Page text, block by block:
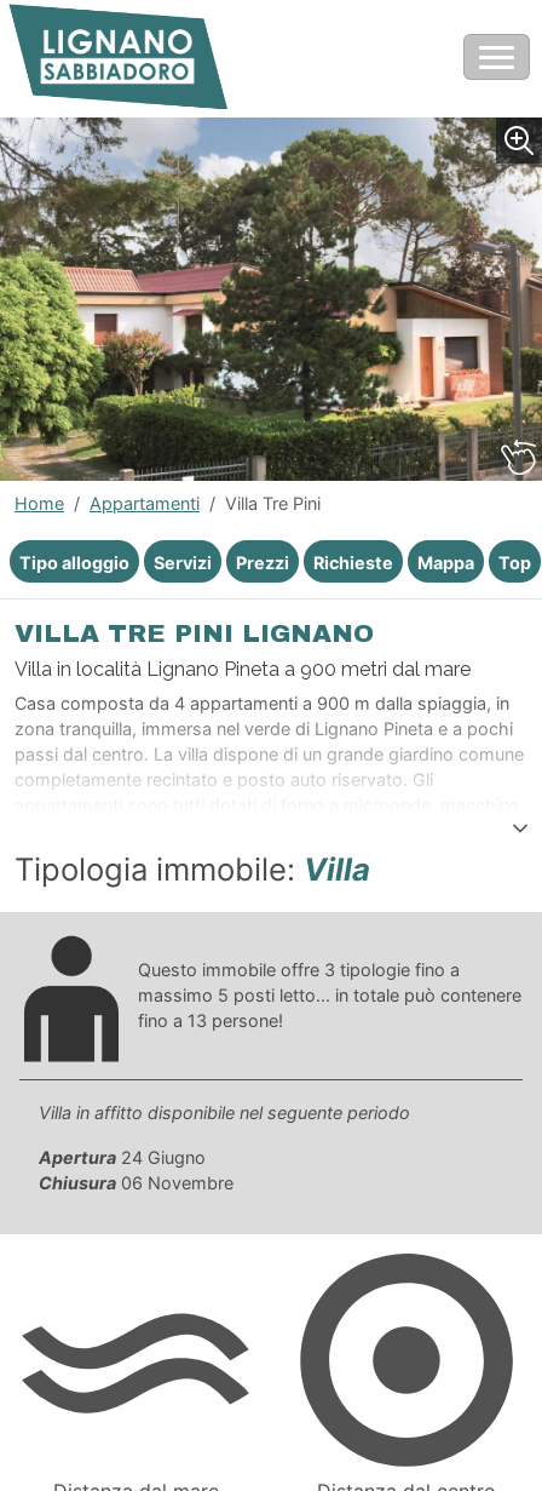
Home Appartamenti Villa Tre Pini
VILLA TRE PINI LIGNANO
Villa in località Lignano Pineta a 900 metri dal mare
Casa composta da 4 appartamenti a 900 m dalla spiaggia, in
zona tranquilla, immersa nel verde di Lignano Pineta e a pochi
passi dal centro. La villa dispone di un grande giardino comune
completamente recintato e posto auto riservato. Gli
Tipo alloggio Servizi Prezzi Richieste Mappa Top
Tipologia immobile: Villa
Questo immobile offre 3 tipologie fino a
massimo 5 posti letto... in totale può contenere
fino a 13 persone!
Villa in affitto disponibile nel seguente periodo
Apertura 24 Giugno
Chiusura 06 Novembre